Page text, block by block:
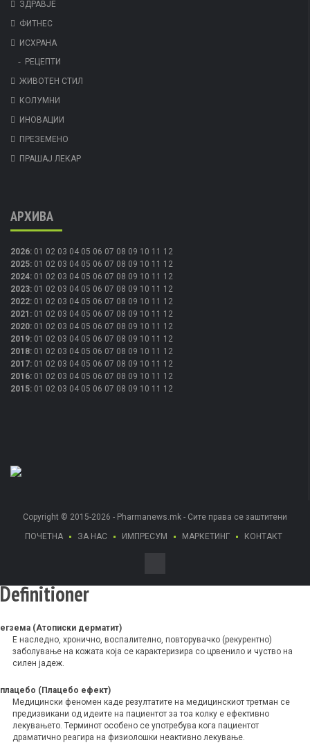
ЗДРАВЈЕ
ФИТНЕС
ИСХРАНА
РЕЦЕПТИ
ЖИВОТЕН СТИЛ
КОЛУМНИ
ИНОВАЦИИ
ПРЕЗЕМЕНО
ПРАШАЈ ЛЕКАР
АРХИВА
2026: 01 02 03 04 05 06 07 08 09 10 11 12
2025: 01 02 03 04 05 06 07 08 09 10 11 12
2024: 01 02 03 04 05 06 07 08 09 10 11 12
2023: 01 02 03 04 05 06 07 08 09 10 11 12
2022: 01 02 03 04 05 06 07 08 09 10 11 12
2021 : 01 02 03 04 05 06 07 08 09 10 11 12
2020: 01 02 03 04 05 06 07 08 09 10 11 12
2019: 01 02 03 04 05 06 07 08 09 10 11 12
2018: 01 02 03 04 05 06 07 08 09 10 11 12
2017: 01 02 03 04 05 06 07 08 09 10 11 12
2016: 01 02 03 04 05 06 07 08 09 10 11 12
2015: 01 02 03 04 05 06 07 08 09 10 11 12
Copyright © 2015-2026 - Pharmanews.mk - Сите права се заштитени
ПОЧЕТНА
ЗА НАС ИМПРЕСУМ МАРКЕТИНГ КОНТАКТ
Definitioner
егзема (Атописки дерматит)
Е наследно, хронично, воспалително, повторувачко (рекурентно)
заболување на кожата која се карактеризира со црвенило и чуство на
силен јадеж.
плацебо (Плацебо ефект)
Mедицински феномен каде резултатите на медицинскиот третман се
предизвикани од идеите на пациентот за тоа колку е ефективно
лекувањето. Терминот особено се употребува кога пациентот
драматично реагира на физиолошки неактивно лекување.